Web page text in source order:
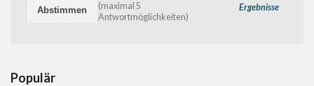
Ergebnisse
(maximal 5
Antwortmöglichkeiten)
Populär